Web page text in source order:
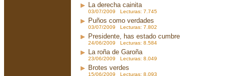
La derecha cainita
03/07/2009 Lecturas: 7.745
Puños como verdades
03/07/2009 Lecturas: 7.802
Presidente, has estado cumbre
24/06/2009 Lecturas: 8.584
La roña de Garoña
23/06/2009 Lecturas: 8.049
Brotes verdes
15/06/2009 Lecturas: 8.093